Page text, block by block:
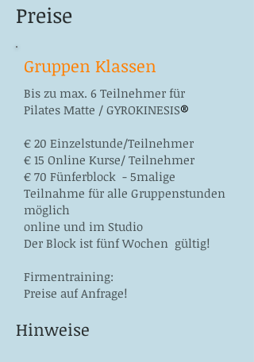
Preise
Gruppen Klassen
Bis zu max. 6 Teilnehmer für
Pilates Matte / GYROKINESIS®
€ 20 Einzelstunde/Teilnehmer
€ 15 Online Kurse/ Teilnehmer
€ 70 Fünferblock - 5malige
Teilnahme für alle Gruppenstunden
möglich
online und im Studio
Der Block ist fünf Wochen gültig!
Firmentraining:
Preise auf Anfrage!
Hinweise